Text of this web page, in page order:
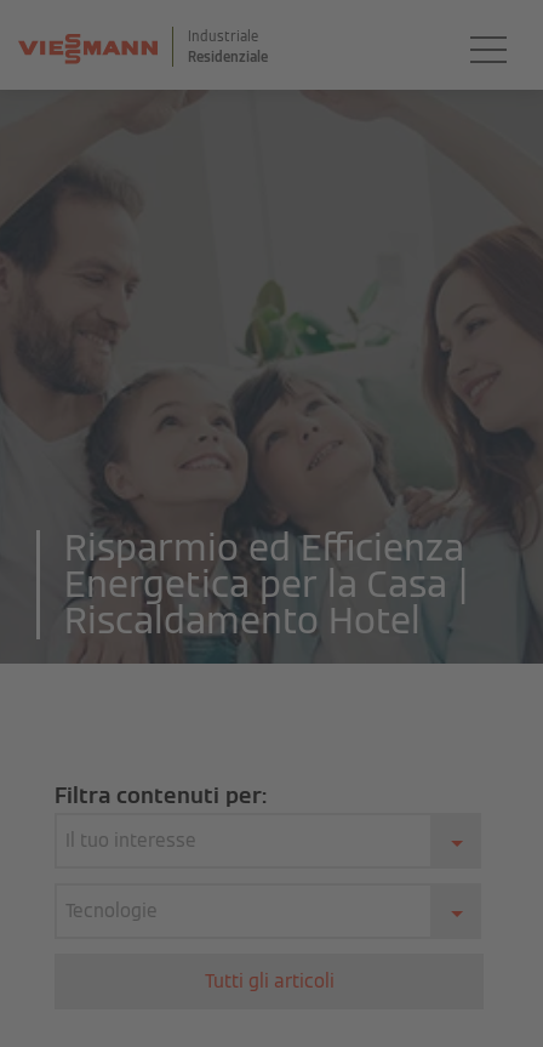
Industriale
Residenziale
Risparmio ed Efficienza
Energetica per la Casa |
Riscaldamento Hotel
Filtra contenuti per:
Il tuo interesse
Tecnologie
Tutti gli articoli